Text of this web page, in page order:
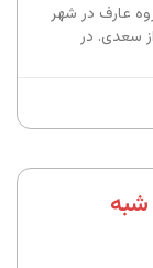
عارف در شهر
سعدی. در
شبه